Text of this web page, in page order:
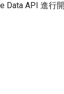
API 進行開